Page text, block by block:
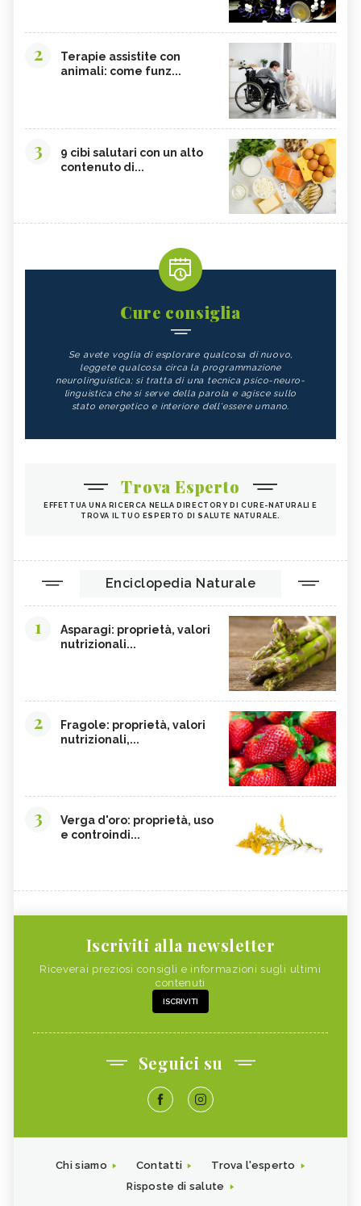
2
Terapie assistite con
animali: come funz...
3
9 cibi salutari con un alto
contenuto di...
Cure consiglia
Se avete voglia di esplorare qualcosa di nuovo,
leggete qualcosa circa la programmazione
neurolinguistica; si tratta di una tecnica psico-neuro-
linguistica che si serve della parola e agisce sullo
stato energetico e interiore dell'essere umano.
Trova Esperto
EFFETTUA UNA RICERCA NELLA DIRECTORY DI CURE-NATURALI E
TROVA IL TUO ESPERTO DI SALUTE NATURALE.
Enciclopedia Naturale
1
Asparagi: proprietà, valori
nutrizionali...
2
Fragole: proprietà, valori
nutrizionali,...
3
Verga d'oro: proprietà, uso
e controindi...
Iscriviti alla newsletter
Riceverai preziosi consigli e informazioni sugli ultimi
contenuti
ISCRIVITI
Seguici su
Chi siamo Contatti
Trova l'esperto
Risposte di salute